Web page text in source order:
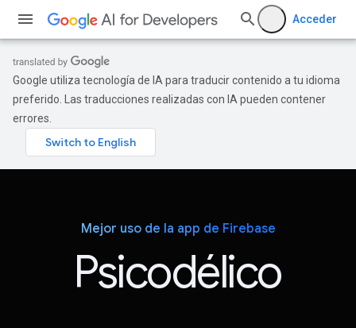
Acceder
Google utiliza tecnología de IA para traducir contenido a tu idioma
preferido. Las traducciones realizadas con IA pueden contener
errores.
Mejor uso de la app de Firebase
Psicodélico